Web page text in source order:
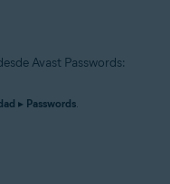
Avast Passwords:
▸ Passwords.